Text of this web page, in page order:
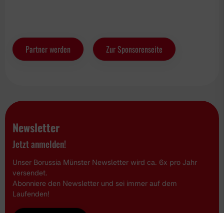
Partner werden Zur Sponsorenseite
Newsletter
Jetzt anmelden!
Unser Borussia Münster Newsletter wird ca. 6x pro Jahr
versendet.
Abonniere den Newsletter und sei immer auf dem
Laufenden!